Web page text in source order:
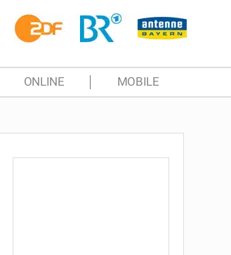
ONLINE MOBILE